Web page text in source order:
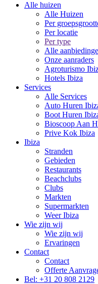
Alle huizen
Alle Huizen
Per
Per locatie
Per type
Alle
Onze aanraders
Agroturismo
Hotels Ibiza
Services
Alle Services
Auto Huren
Boot Huren
Bioscoop Aan
Prive Kok Ibiza
Ibiza
Stranden
Gebieden
Restaurants
Beachclubs
Clubs
Markten
Supermarkten
Weer Ibiza
Wie zijn wij
Wie zijn wij
Ervaringen
Contact
Contact
Offerte
Bel: +31 20 808 2129